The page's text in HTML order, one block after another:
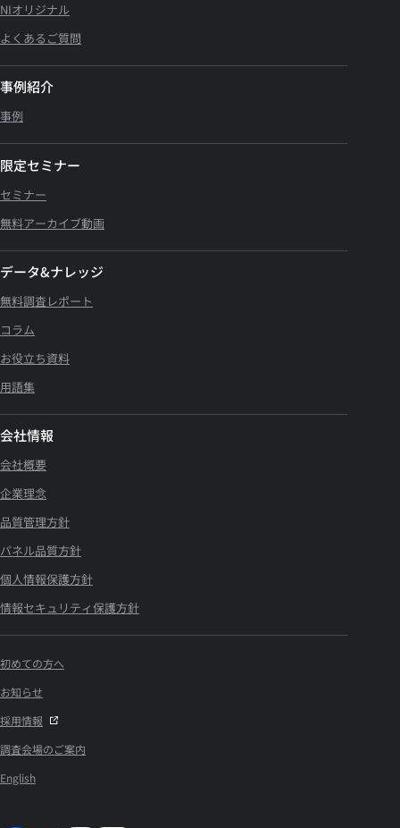
NIオリジナル
よくあるご質問
事例紹介
事例
限定セミナー
セミナー
無料アーカイブ動画
データ&ナレッジ
無料調査レポート
コラム
お役立ち資料
用語集
会社情報
会社概要
企業理念
品質管理方針
パネル品質方針
個人情報保護方針
情報セキュリティ保護方針
初めての方へ
お知らせ
採用情報
調査会場のご案内
English